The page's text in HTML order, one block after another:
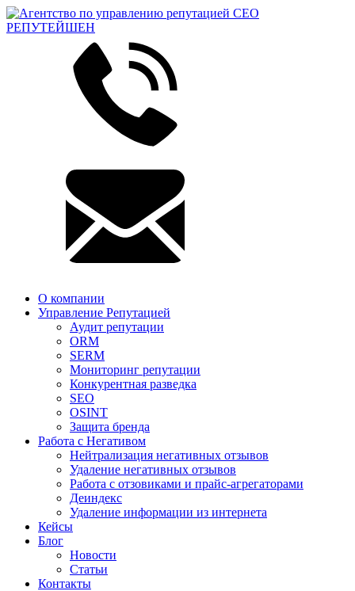
О компании
Управление Репутацией
Аудит репутации
ORM
SERM
Мониторинг репутации
Конкурентная разведка
SEO
OSINT
Защита бренда
Работа с Негативом
Нейтрализация негативных отзывов
Удаление негативных отзывов
Работа с отзовиками и прайс-агрегаторами
Деиндекс
Удаление информации из интернета
Кейсы
Блог
Новости
Статьи
Контакты